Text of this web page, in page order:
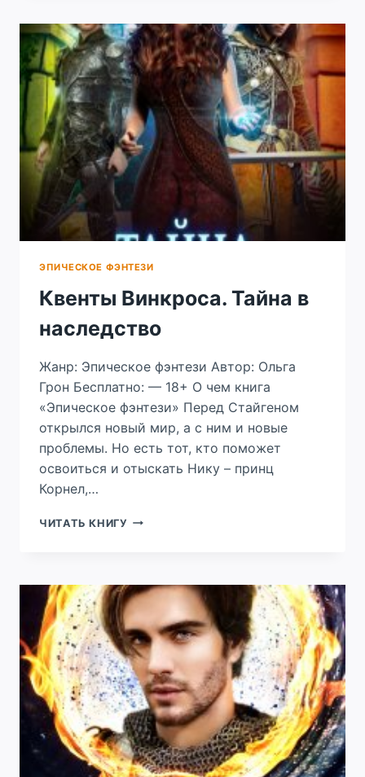
ДЕМОНАМИ
ЭПИЧЕСКОЕ ФЭНТЕЗИ
Квенты Винкроса. Тайна в
наследство
Жанр: Эпическое фэнтези Автор: Ольга
Грон Бесплатно: — 18+ О чем книга
«Эпическое фэнтези» Перед Стайгеном
открылся новый мир, а с ним и новые
проблемы. Но есть тот, кто поможет
освоиться и отыскать Нику – принц
Корнел,…
ЧИТАТЬ КНИГУ КВЕНТЫ
НАСЛЕДСТВО